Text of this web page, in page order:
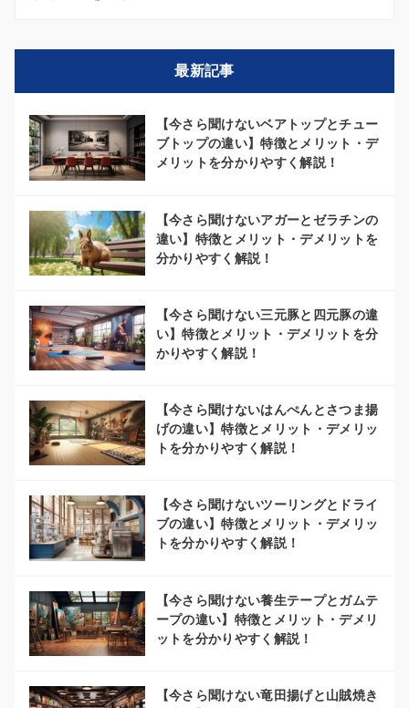
最新記事
【今さら聞けないベアトップとチュー
ブトップの違い】特徴とメリット・デ
メリットを分かりやすく解説！
【今さら聞けないアガーとゼラチンの
違い】特徴とメリット・デメリットを
分かりやすく解説！
【今さら聞けない三元豚と四元豚の違
い】特徴とメリット・デメリットを分
かりやすく解説！
【今さら聞けないはんぺんとさつま揚
げの違い】特徴とメリット・デメリッ
トを分かりやすく解説！
【今さら聞けないツーリングとドライ
ブの違い】特徴とメリット・デメリッ
トを分かりやすく解説！
【今さら聞けない養生テープとガムテ
ープの違い】特徴とメリット・デメリ
ットを分かりやすく解説！
【今さら聞けない竜田揚げと山賊焼き